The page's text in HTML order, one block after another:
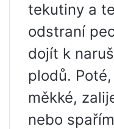
tekutiny a
odstraní
dojít k
plodů.
měkké,
nebo